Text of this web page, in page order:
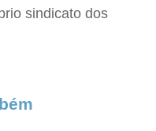
sindicato dos